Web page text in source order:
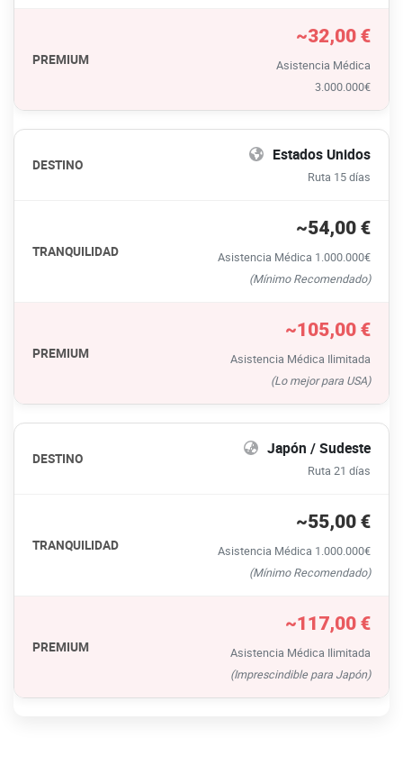
seguro
~32,00 €
Asistencia Médica
3.000.000€
Estados Unidos
Ruta 15 días
~54,00 €
Asistencia Médica 1.000.000€
(Mínimo Recomendado)
~105,00 €
Asistencia Médica Ilimitada
(Lo mejor para USA)
Japón / Sudeste
Ruta 21 días
~55,00 €
Asistencia Médica 1.000.000€
(Mínimo Recomendado)
~117,00 €
Asistencia Médica Ilimitada
(Imprescindible para Japón)